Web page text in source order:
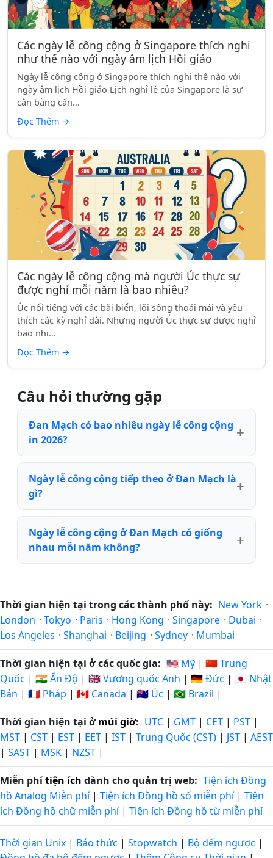
Các ngày lễ công cộng ở Singapore thích nghi
như thế nào với ngày âm lịch Hồi giáo
Ngày lễ công cộng ở Singapore thích nghi thế nào với
ngày âm lịch Hồi giáo Lịch nghỉ lễ của Singapore là sự
cân bằng cẩn...
Đọc Thêm →
Các ngày lễ công cộng mà người Úc thực sự
được nghỉ mỗi năm là bao nhiêu?
Úc nổi tiếng với các bãi biển, lối sống thoải mái và yêu
thích các kỳ nghỉ dài. Nhưng người Úc thực sự được nghỉ
bao nhi...
Đọc Thêm →
Câu hỏi thường gặp
Đan Mạch có bao nhiêu ngày lễ công cộng
in 2026?
Ngày lễ công cộng tiếp theo ở Đan Mạch là
gì?
Ngày lễ công cộng ở Đan Mạch có giống
nhau mỗi năm không?
Thời gian hiện tại trong các thành phố này: New York ·
London · Tokyo · Paris · Hong Kong · Singapore · Dubai ·
Los Angeles · Shanghai · Beijing · Sydney · Mumbai
Thời gian hiện tại ở các quốc gia: 🇺🇸 Mỹ | 🇨🇳 Trung
Quốc | 🇮🇳 Ấn Độ | 🇬🇧 Vương quốc Anh | 🇩🇪 Đức | 🇯🇵 Nhật
Bản | 🇫🇷 Pháp | 🇨🇦 Canada | 🇦🇺 Úc | 🇧🇷 Brazil |
Thời gian hiện tại ởmúi giờ: UTC | GMT | CET | PST |
MST | CST | EST | EET | IST | Trung Quốc (CST) | JST | AEST
| SAST | MSK | NZST |
Miễn phítiện ích dành cho quản trị web: Tiện ích Đồng
hồ Analog Miễn phí| Tiện ích Đồng hồ số miễn phí| Tiện
ích Đồng hồ chữ miễn phí| Tiện ích Đồng hồ từ miễn phí
Thời gian Unix | Báo thức | Stopwatch | Bộ đếm ngược |